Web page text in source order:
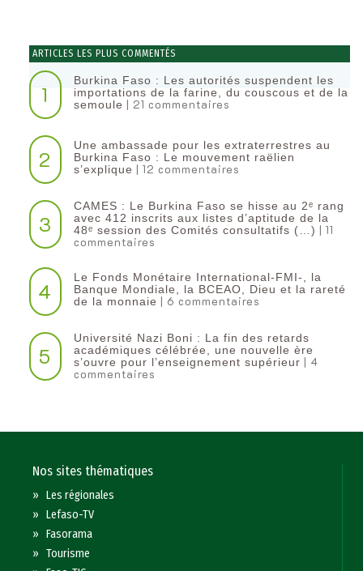
ARTICLES LES PLUS COMMENTÉS
1
Burkina Faso : Les autorités suspendent les
importations de la farine, du couscous et de la
semoule | 21 commentaires
2
Une ambassade pour les extraterrestres au
Burkina Faso : Le mouvement raëlien
s’explique | 12 commentaires
3
CAMES : Le Burkina Faso se hisse au 2ᵉ rang
avec 412 inscrits aux listes d’aptitude de la
48ᵉ session des Comités consultatifs (…) | 11
commentaires
4
Le Fonds Monétaire International-FMI-, la
Banque Mondiale, la BCEAO, Dieu et la rareté
de la monnaie | 6 commentaires
5
Université Nazi Boni : La fin des retards
académiques célébrée, une nouvelle ère
s’ouvre pour l’enseignement supérieur | 4
commentaires
Nos sites thématiques
»Les régionales
»Lefaso-TV
»Fasorama
»Tourisme